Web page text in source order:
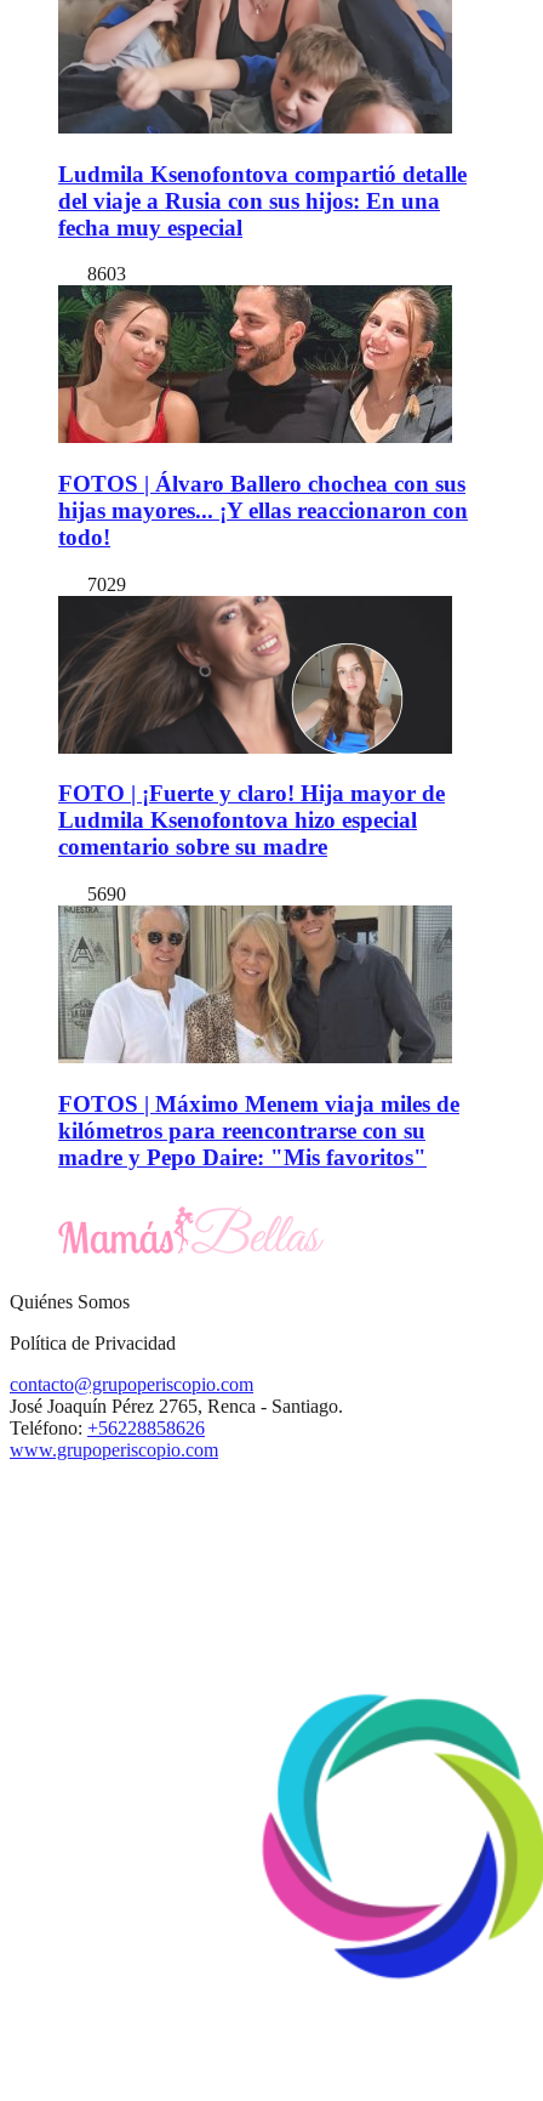
Ludmila Ksenofontova compartió detalle
del viaje a Rusia con sus hijos: En una
fecha muy especial
8603
FOTOS | Álvaro Ballero chochea con sus
hijas mayores... ¡Y ellas reaccionaron con
todo!
7029
FOTO | ¡Fuerte y claro! Hija mayor de
Ludmila Ksenofontova hizo especial
comentario sobre su madre
5690
FOTOS | Máximo Menem viaja miles de
kilómetros para reencontrarse con su
madre y Pepo Daire: "Mis favoritos"
Quiénes Somos
Política de Privacidad
contacto@grupoperiscopio.com
José Joaquín Pérez 2765, Renca - Santiago.
Teléfono: +56228858626
www.grupoperiscopio.com